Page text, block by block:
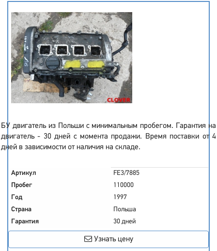
БУ двигатель из Польши с минимальным пробегом. Гарантия на
двигатель - 30 дней с момента продажи. Время поставки от 4
дней в зависимости от наличия на складе.
Артикул
FE3/7885
Пробег
110000
Год
1997
Страна
Польша
Гарантия
30 дней
Узнать цену